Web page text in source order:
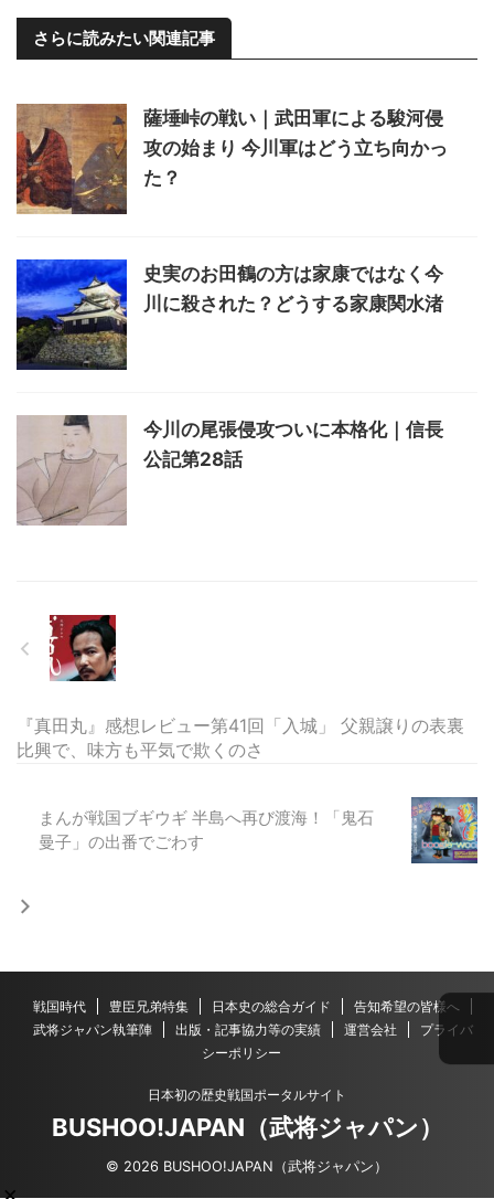
さらに読みたい関連記事
薩埵峠の戦い｜武田軍による駿河侵
攻の始まり 今川軍はどう立ち向かっ
た？
史実のお田鶴の方は家康ではなく今
川に殺された？どうする家康関水渚
今川の尾張侵攻ついに本格化｜信長
公記第28話
『真田丸』感想レビュー第41回「入城」 父親譲りの表裏
比興で、味方も平気で欺くのさ
まんが戦国ブギウギ 半島へ再び渡海！「鬼石
曼子」の出番でごわす
戦国時代 豊臣兄弟特集 日本史の総合ガイド
告知希望の皆様へ
武将ジャパン執筆陣
出版・記事協力等の実績 運営会社
プライバ
シーポリシー
日本初の歴史戦国ポータルサイト
BUSHOO!JAPAN（武将ジャパン）
© 2026 BUSHOO!JAPAN（武将ジャパン）